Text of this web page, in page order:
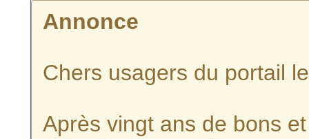
Annonce
Chers usagers du portail
Après vingt ans de bons